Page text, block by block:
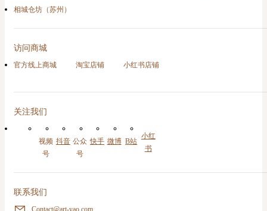
相城仓坊（苏州）
访问商城
官方线上商城 淘宝店铺 小红书店铺
关注我们
视频
号
抖音 公众
号
快手 微博 B站
小红
书
联系我们